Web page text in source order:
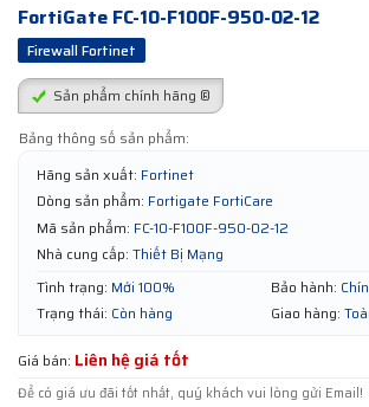
FortiGate FC-10-F100F-950-02-12
Firewall Fortinet
Sản phẩm chính hãng ®
Bảng thông số sản phẩm:
Hãng sản xuất: Fortinet
Dòng sản phẩm: Fortigate FortiCare
Mã sản phẩm: FC-10-F100F-950-02-12
Nhà cung cấp: Thiết Bị Mạng
Tình trạng: Mới 100% Bảo hành:
Trạng thái: Còn hàng Giao hàng:
Giá bán: Liên hệ giá tốt
Để có giá ưu đãi tốt nhất, quý khách vui lòng gửi Email!